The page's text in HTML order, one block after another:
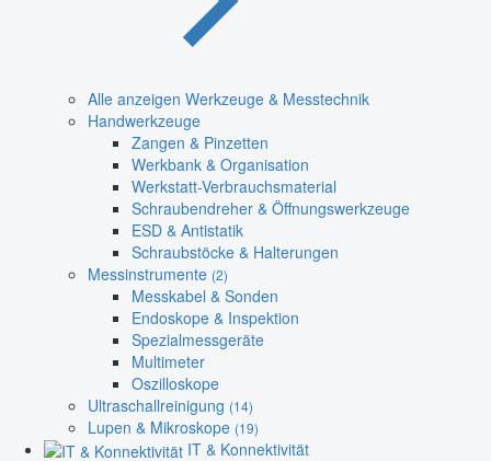
Alle anzeigen Werkzeuge & Messtechnik
Handwerkzeuge
Zangen & Pinzetten
Werkbank & Organisation
Werkstatt-Verbrauchsmaterial
Schraubendreher & Öffnungswerkzeuge
ESD & Antistatik
Schraubstöcke & Halterungen
Messinstrumente (2)
Messkabel & Sonden
Endoskope & Inspektion
Spezialmessgeräte
Multimeter
Oszilloskope
Ultraschallreinigung (14)
Lupen & Mikroskope (19)
IT & Konnektivität